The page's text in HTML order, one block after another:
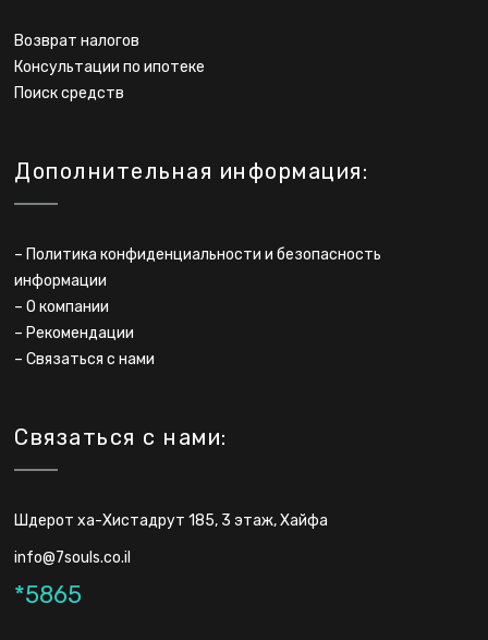
Возврат налогов
Консультации по ипотеке
Поиск средств
Дополнительная информация:
– Политика конфиденциальности и безопасность
информации
–О компании
– Рекомендации
–Связаться с нами
Связаться с нами:
Шдерот ха-Хистадрут 185, 3 этаж, Хайфа
info@7souls.co.il
*5865